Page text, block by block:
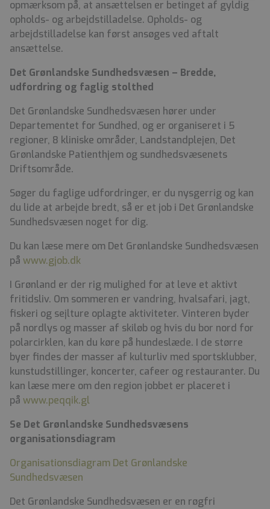
opmærksom på, at ansættelsen er betinget af gyldig
opholds- og arbejdstilladelse. Opholds- og
arbejdstilladelse kan først ansøges ved aftalt
ansættelse.
Det Grønlandske Sundhedsvæsen – Bredde,
udfordring og faglig stolthed
Det Grønlandske Sundhedsvæsen hører under
Departementet for Sundhed, og er organiseret i 5
regioner, 8 kliniske områder, Landstandplejen, Det
Grønlandske Patienthjem og sundhedsvæsenets
Driftsområde.
Søger du faglige udfordringer, er du nysgerrig og kan
du lide at arbejde bredt, så er et job i Det Grønlandske
Sundhedsvæsen noget for dig.
Du kan læse mere om Det Grønlandske Sundhedsvæsen
på www.gjob.dk
I Grønland er der rig mulighed for at leve et aktivt
fritidsliv. Om sommeren er vandring, hvalsafari, jagt,
fiskeri og sejlture oplagte aktiviteter. Vinteren byder
på nordlys og masser af skiløb og hvis du bor nord for
polarcirklen, kan du køre på hundeslæde. I de større
byer findes der masser af kulturliv med sportsklubber,
kunstudstillinger, koncerter, cafeer og restauranter. Du
kan læse mere om den region jobbet er placeret i
på www.peqqik.gl
Se Det Grønlandske Sundhedsvæsens
organisationsdiagram
Organisationsdiagram Det Grønlandske
Sundhedsvæsen
Det Grønlandske Sundhedsvæsen er en røgfri